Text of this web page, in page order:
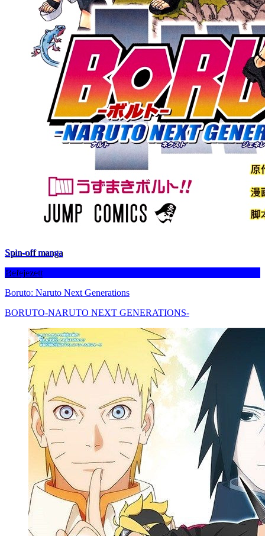
Spin-off manga
Befejezett
Boruto: Naruto Next Generations
BORUTO-NARUTO NEXT GENERATIONS-